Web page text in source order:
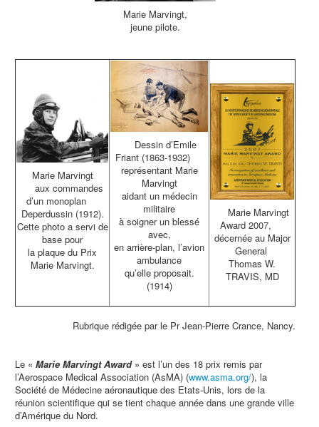
Marie Marvingt,
jeune pilote.
Marie Marvingt
aux commandes
d’un monoplanww
Deperdussin (1912).
Cette photo a servi de
base pour
la plaque du Prix
Marie Marvingt.
Dessin d’Emile
Friant (1863-1932)
représentant Marie
Marvingt
aidant un médecin
militaire
à soigner un blessé
avec,
en arrière-plan, l’avion
ambulance
qu’elle proposait.
(1914)
Marie Marvingt
Award 2007,
décernée au Major
General
Thomas W.
TRAVIS, MD
Rubrique rédigée par le Pr Jean-Pierre Crance, Nancy.
Le « Marie Marvingt Award» est l’un des 18 prix remis par
l’Aerospace Medical Association (AsMA) (www.asma.org/), la
Société de Médecine aéronautique des Etats-Unis, lors de la
réunion scientifique qui se tient chaque année dans une grande ville
d’Amérique du Nord.